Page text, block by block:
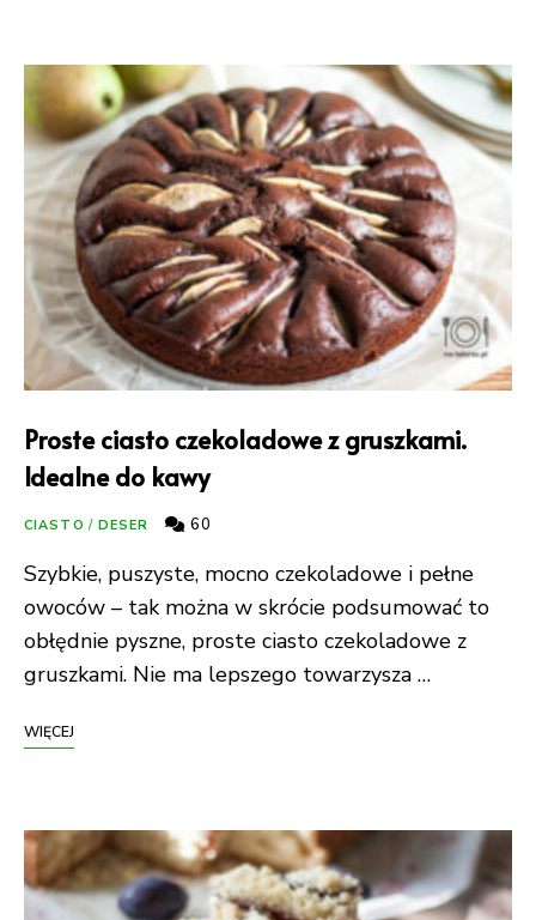
Proste ciasto czekoladowe z gruszkami.
Idealne do kawy
CIASTO / DESER 60
Szybkie, puszyste, mocno czekoladowe i pełne
owoców – tak można w skrócie podsumować to
obłędnie pyszne, proste ciasto czekoladowe z
gruszkami. Nie ma lepszego towarzysza …
WIĘCEJ